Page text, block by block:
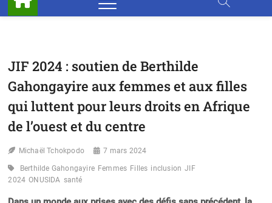
JIF 2024 : soutien de Berthilde
Gahongayire aux femmes et aux filles
qui luttent pour leurs droits en Afrique
de l’ouest et du centre
Michaël Tchokpodo 7 mars 2024
Berthilde Gahongayire Femmes Filles inclusion JIF
2024 ONUSIDA santé